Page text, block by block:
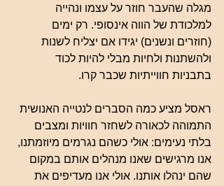
מגלה שהעבר חוזר על עצמו ונהייה
למלכודת של הווה אינסופי. רק ימים
(חוזרים ונשנים) יגידו אם יצליח לשנות
ולהשתנות ולחיות מבלי להיות לכוד
בתבניות חווייתיות שכבר קרו.
ראסל מציע כמה הסברים לנטייה האנושית
התמוהה לכאורה לשחזר חוויות ומצבים
בלתי נעימים: אולי כשהם נגרמים מיוזמתנו,
אנו מרגישים שאנו מנהלים אותם במקום
שהם ינהלו אותנו. אולי אנו מעדיפים את